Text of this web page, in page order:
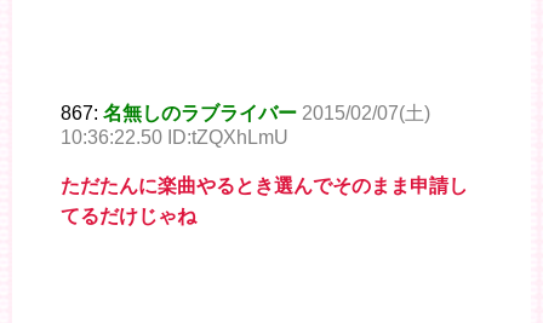
867: 名無しのラブライバー 2015/02/07(土)
10:36:22.50 ID:tZQXhLmU
ただたんに楽曲やるとき選んでそのまま申請し
てるだけじゃね